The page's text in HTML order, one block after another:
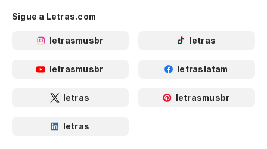
Sigue a Letras.com
letrasmusbr letras
letrasmusbr letraslatam
letras letrasmusbr
letras